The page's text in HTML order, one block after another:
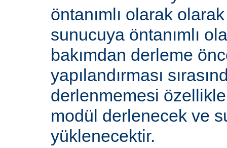
öntanımlı olarak
sunucuya öntanımlı
bakımdan derleme
yapılandırması
derlenmemesi
modül derlenecek ve
yüklenecektir.